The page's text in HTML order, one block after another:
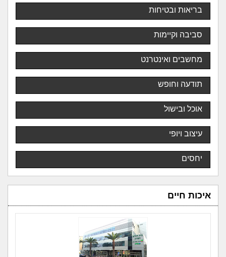
בריאות ובטיחות
סביבה וקיימות
מחשבים ואינטרנט
תודעה וחופש
אוכל ובישול
עיצוב ויופי
יחסים
איכות חיים